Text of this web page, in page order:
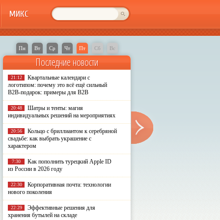
МИКС
Пн Вт Ср Чт Пт Сб Вс
Последние новости
21:12
Квартальные календари с
логотипом: почему это всё ещё сильный
B2B-подарок: примеры для B2B
20:48
Шатры и тенты: магия
индивидуальных решений на мероприятиях
20:56
Кольцо с бриллиантом к серебряной
свадьбе: как выбрать украшение с
характером
7:30
Как пополнить турецкий Apple ID
из России в 2026 году
22:30
Корпоративная почта: технологии
нового поколения
22:29
Эффективные решения для
хранения бутылей на складе